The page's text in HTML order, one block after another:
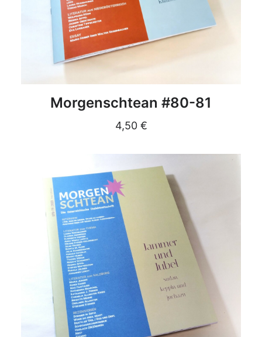
DETAILS
Morgenschtean #80-81
4,50 €